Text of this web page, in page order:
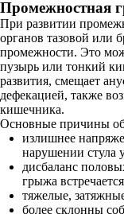
Промежностная
При развитии
органов тазовой или
промежности. Это
пузырь или тонкий
развития, смещает
дефекацией, также
кишечника.
Основные причины
излишнее
нарушении стула
дисбаланс
грыжа
тяжелые,
более склонны